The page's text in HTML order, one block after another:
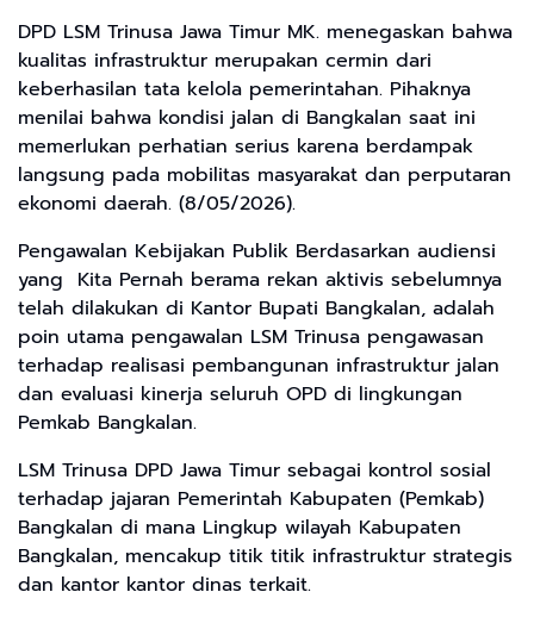
​DPD LSM Trinusa Jawa Timur MK. menegaskan bahwa
kualitas infrastruktur merupakan cermin dari
keberhasilan tata kelola pemerintahan. Pihaknya
menilai bahwa kondisi jalan di Bangkalan saat ini
memerlukan perhatian serius karena berdampak
langsung pada mobilitas masyarakat dan perputaran
ekonomi daerah. (8/05/2026).
Pengawalan Kebijakan Publik ​Berdasarkan audiensi
yang Kita Pernah berama rekan aktivis sebelumnya
telah dilakukan di Kantor Bupati Bangkalan, adalah
poin utama pengawalan LSM Trinusa pengawasan
terhadap realisasi pembangunan infrastruktur jalan
dan evaluasi kinerja seluruh OPD di lingkungan
Pemkab Bangkalan.
​LSM Trinusa DPD Jawa Timur sebagai kontrol sosial
terhadap jajaran Pemerintah Kabupaten (Pemkab)
Bangkalan ​di mana Lingkup wilayah Kabupaten
Bangkalan, mencakup titik titik infrastruktur strategis
dan kantor kantor dinas terkait.